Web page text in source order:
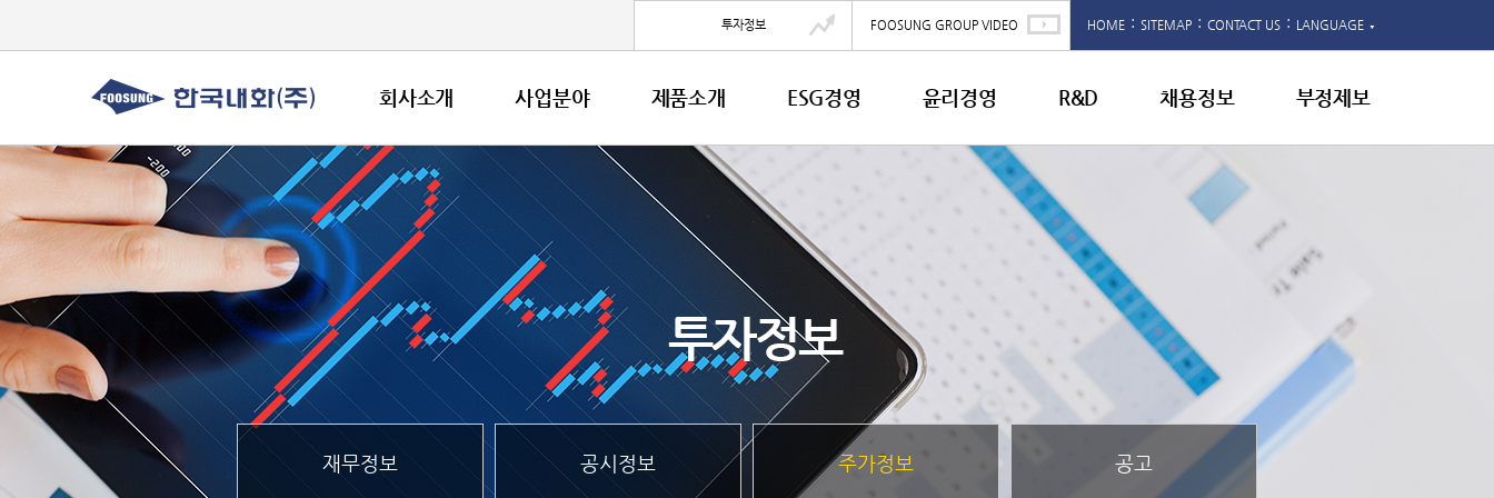
투자정보 FOOSUNG GROUP VIDEO HOME : SITEMAP : CONTACT US : LANGUAGE ▼
회사소개 사업분야 제품소개 ESG경영 윤리경영 R&D 채용정보 부정제보
재무정보 공시정보 주가정보 공고